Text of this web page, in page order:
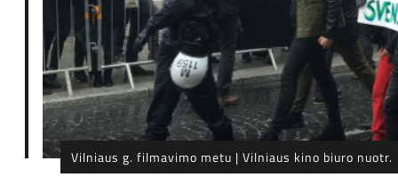
Vilniaus g. filmavimo metu | Vilniaus kino biuro nuotr.